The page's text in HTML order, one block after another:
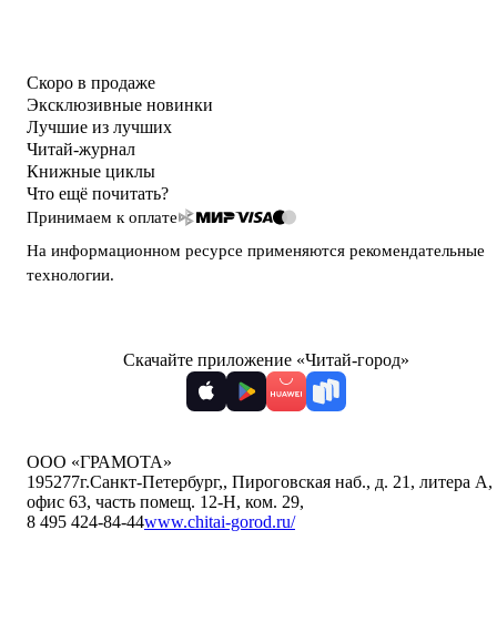
Скоро в продаже
Эксклюзивные новинки
Лучшие из лучших
Читай-журнал
Книжные циклы
Что ещё почитать?
Принимаем к оплате
На информационном ресурсе применяются рекомендательные
технологии.
Скачайте приложение «Читай-город»
ООО «ГРАМОТА»
195277г.Санкт-Петербург,, Пироговская наб., д. 21, литера А,
офис 63, часть помещ. 12-Н, ком. 29,
8 495 424-84-44www.chitai-gorod.ru/